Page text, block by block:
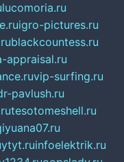
lucomoria.ru
igro-pictures.ru
blackcountess.ru
appraisal.ru
vip-surfing.ru
pavlush.ru
tesotomeshell.ru
ytyt.ruinfoelektrik.ru